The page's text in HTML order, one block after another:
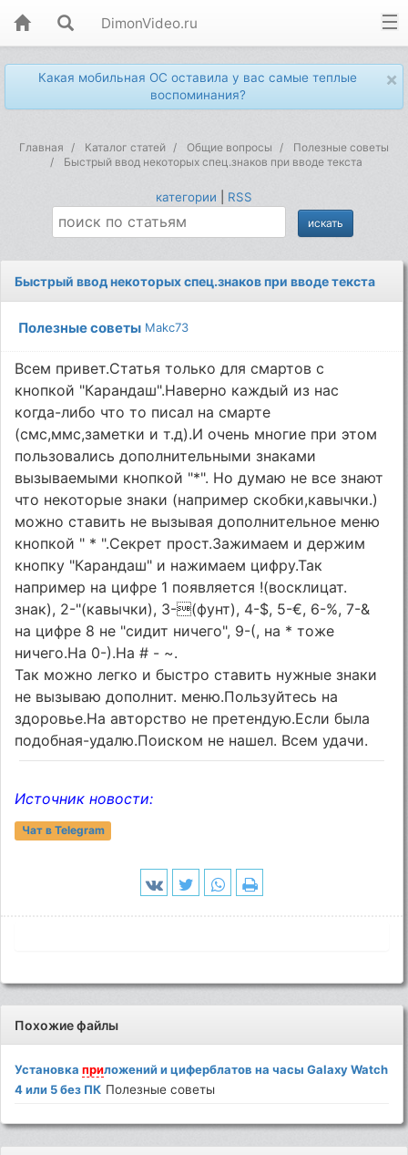
DimonVideo.ru
×
Какая мобильная ОС оставила у вас самые теплые
воспоминания?
Главная Каталог статей Общие вопросы
Полезные советы
Быстрый ввод некоторых спец.знаков при вводе текста
категории RSS
Быстрый ввод некоторых спец.знаков при вводе текста
Полезные советы Makc73
Всем привет.Статья только для смартов с
кнопкой "Карандаш".Наверно каждый из нас
когда-либо что то писал на смарте
(смс,ммс,заметки и т.д).И очень многие при этом
пользовались дополнительными знаками
вызываемыми кнопкой "*". Но думаю не все знают
что некоторые знаки (например скобки,кавычки.)
можно ставить не вызывая дополнительное меню
кнопкой " * ".Секрет прост.Зажимаем и держим
кнопку "Карандаш" и нажимаем цифру.Так
например на цифре 1 появляется !(восклицат.
знак), 2-"(кавычки), 3-(фунт), 4-$, 5-€, 6-%, 7-&
на цифре 8 не "сидит ничего", 9-(, на * тоже
ничего.На 0-).На # - ~.
Так можно легко и быстро ставить нужные знаки
не вызываю дополнит. меню.Пользуйтесь на
здоровье.На авторство не претендую.Если была
подобная-удалю.Поиском не нашел. Всем удачи.
Источник новости:
Чат в Telegram
Похожие файлы
Установкаприложений и циферблатов на часы Galaxy Watch
4 или 5 без ПК Полезные советы